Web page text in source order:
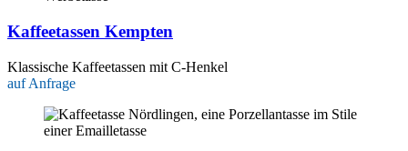
Kaffeetassen Kempten
Klassische Kaffeetassen mit C-Henkel
auf Anfrage